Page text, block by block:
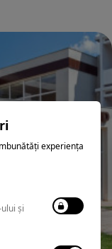
experiența
și